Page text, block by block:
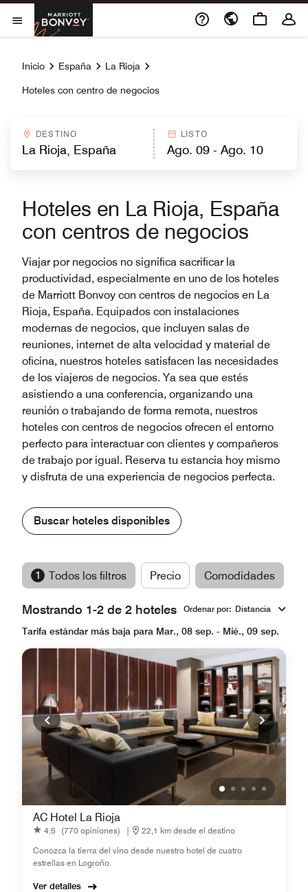
Skip to Content
Abrir el menú
Marriott Bonvoy
Inicio España La Rioja
Hoteles con centro de negocios
DESTINO LISTO
Hoteles en La Rioja, España
con centros de negocios
Viajar por negocios no significa sacrificar la
productividad, especialmente en uno de los hoteles
de Marriott Bonvoy con centros de negocios en La
Rioja, España. Equipados con instalaciones
modernas de negocios, que incluyen salas de
reuniones, internet de alta velocidad y material de
oficina, nuestros hoteles satisfacen las necesidades
de los viajeros de negocios. Ya sea que estés
asistiendo a una conferencia, organizando una
reunión o trabajando de forma remota, nuestros
hoteles con centros de negocios ofrecen el entorno
perfecto para interactuar con clientes y compañeros
de trabajo por igual. Reserva tu estancia hoy mismo
y disfruta de una experiencia de negocios perfecta.
Buscar hoteles disponibles
1 Todos los filtros Precio Comodidades
Mostrando 1-2 de 2 hoteles Ordenar por: Distancia
Tarifa estándar más baja para Mar., 08 sep. - Mié., 09 sep.
AC Hotel La Rioja
4.5 (770 opiniones) |
22,1 km desde el destino
Conozca la tierra del vino desde nuestro hotel de cuatro
estrellas en Logroño.
Ver detalles